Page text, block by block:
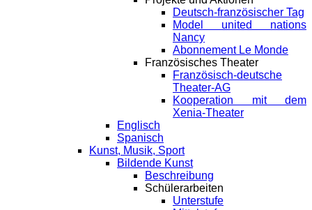
Deutsch-französischer Tag
Model united nations
Nancy
Abonnement Le Monde
Französisches Theater
Französisch-deutsche
Theater-AG
Kooperation mit dem
Xenia-Theater
Englisch
Spanisch
Kunst, Musik, Sport
Bildende Kunst
Beschreibung
Schülerarbeiten
Unterstufe